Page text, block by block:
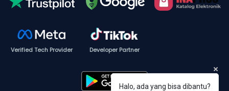
Halo, ada yang bisa dibantu?
Verified Tech Provider Developer Partner